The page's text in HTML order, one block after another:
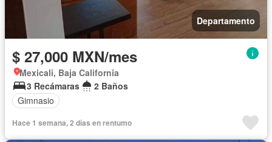
Departamento
$ 27,000 MXN/mes
Mexicali, Baja California
3 Recámaras
2 Baños
Gimnasio
Hace 1 semana, 2 días en rentumo